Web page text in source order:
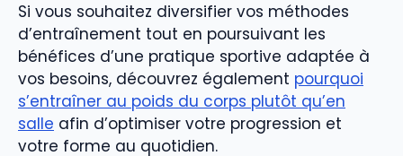
Si vous souhaitez diversifier vos méthodes
d’entraînement tout en poursuivant les
bénéfices d’une pratique sportive adaptée à
vos besoins, découvrez également pourquoi
s’entraîner au poids du corps plutôt qu’en
salle afin d’optimiser votre progression et
votre forme au quotidien.